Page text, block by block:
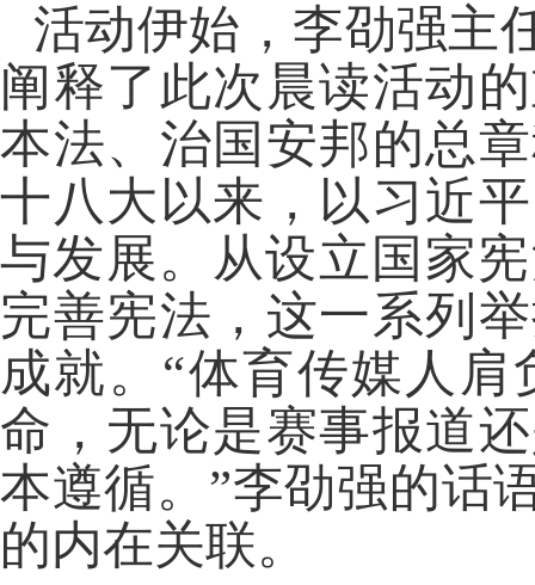
活动伊始，李劭强主
阐释了此次晨读活动
本法、治国安邦的总
十八大以来，以习近
与发展。 从设立国家
完善宪法， 这一系列
成就。 “体育传媒人
命，无论是赛事报道
本遵循。”李劭强的话
的内在关联。